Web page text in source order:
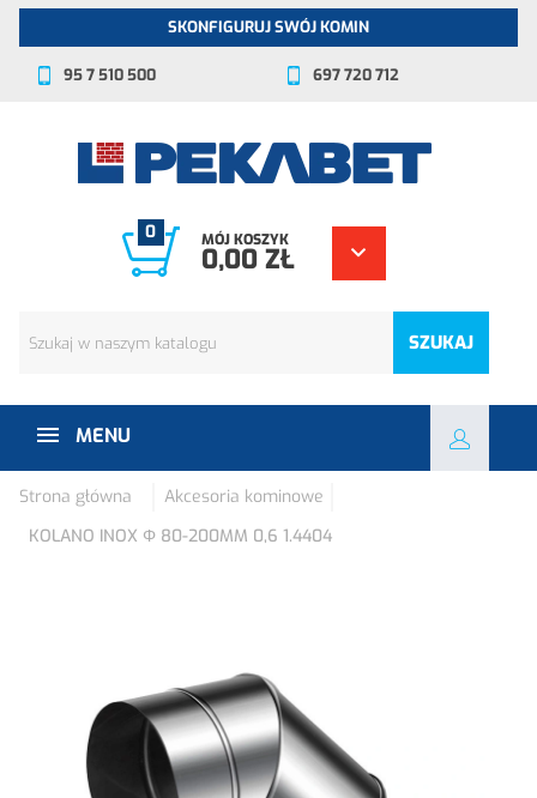
SKONFIGURUJ SWÓJ KOMIN
95 7 510 500 697 720 712
SZUKAJ
0 MÓJ KOSZYK
0,00 ZŁ
MENU
Strona główna
Akcesoria kominowe
KOLANO INOX Φ 80-200MM 0,6 1.4404